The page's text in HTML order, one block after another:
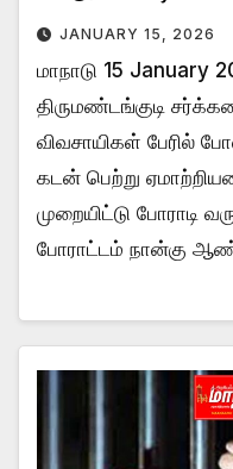
JANUARY 15, 2026
மாநாடு 15 January
திருமண்டங்குடி
விவசாயிகள் பேரில்
கடன் பெற்று
முறையிட்டு போராடி
போராட்டம் நான்கு